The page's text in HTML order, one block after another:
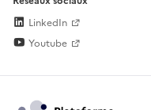
LinkedIn
Youtube